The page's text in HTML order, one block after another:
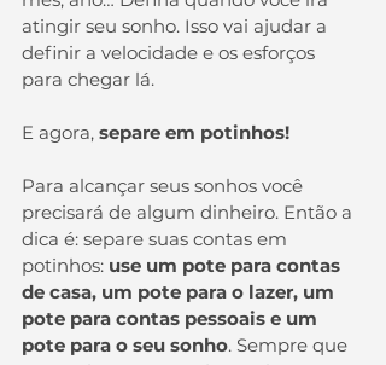
atingir seu sonho. Isso vai ajudar a
definir a velocidade e os esforços
para chegar lá.
E agora, separe em potinhos!
Para alcançar seus sonhos você
precisará de algum dinheiro. Então a
dica é: separe suas contas em
potinhos: use um pote para contas
de casa, um pote para o lazer, um
pote para contas pessoais e um
pote para o seu sonho. Sempre que